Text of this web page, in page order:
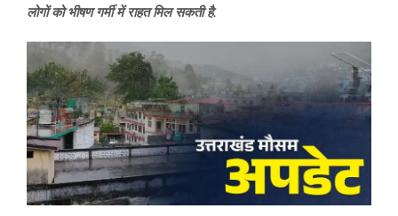
लोगों को भीषण गर्मी में राहत मिल सकती है.